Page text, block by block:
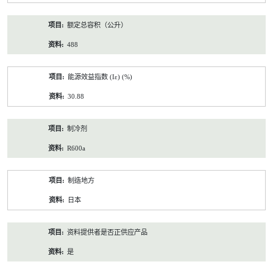
额定总容积（公升）
488
能源效益指数 (Iε) (%)
30.88
制冷剂
R600a
制造地方
日本
资料提供者是否正供应产品
是